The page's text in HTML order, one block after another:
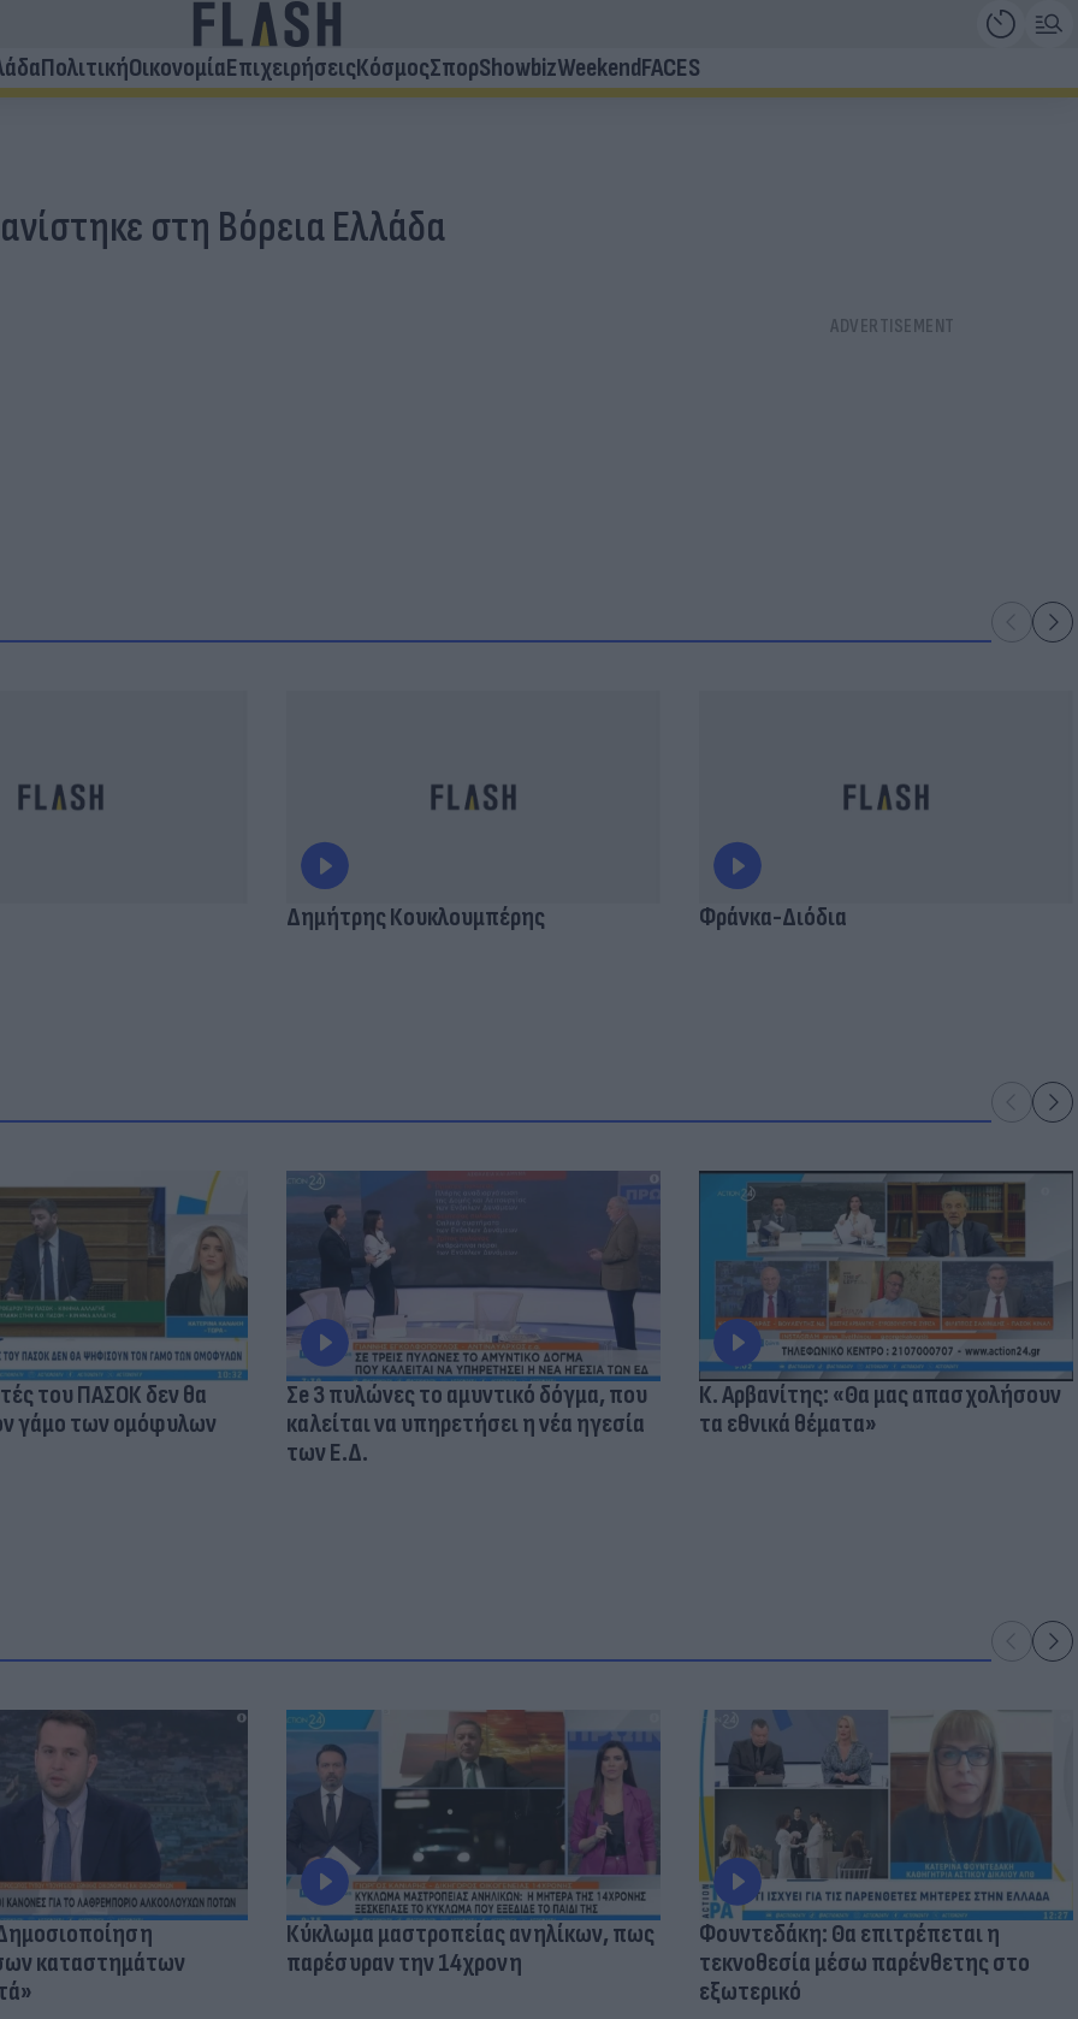
ΠολιτικήΟικονομίαΕπιχειρήσειςΚόσμοςΣπορShowbizWeekendFACES
στη Βόρεια Ελλάδα
Δημήτρης Κουκλουμπέρης Φράνκα-Διόδια
του ΠΑΣΟΚ δεν θα
γάμο των ομόφυλων
Σe 3 πυλώνες το αμυντικό δόγμα, που
καλείται να υπηρετήσει η νέα ηγεσία
των Ε.Δ.
Κ. Αρβανίτης: «Θα μας απασχολήσουν
τα εθνικά θέματα»
καταστημάτων
Κύκλωμα μαστροπείας ανηλίκων, πως
παρέσυραν την 14χρονη
Φουντεδάκη: Θα επιτρέπεται η
τεκνοθεσία μέσω παρένθετης στο
εξωτερικό